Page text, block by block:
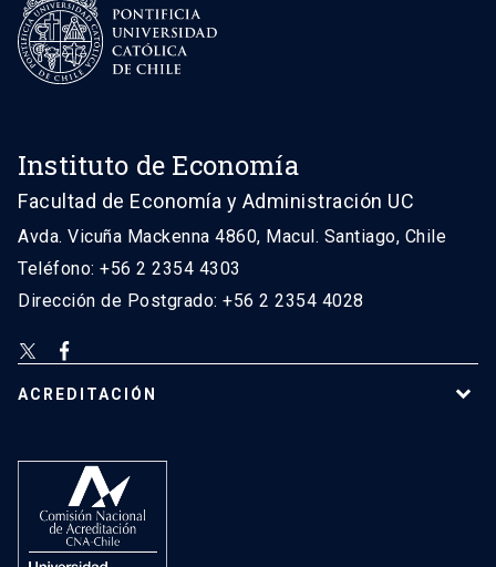
Instituto de Economía
Facultad de Economía y Administración UC
Avda. Vicuña Mackenna 4860, Macul. Santiago, Chile
Teléfono: +56 2 2354 4303
Dirección de Postgrado: +56 2 2354 4028
ACREDITACIÓN